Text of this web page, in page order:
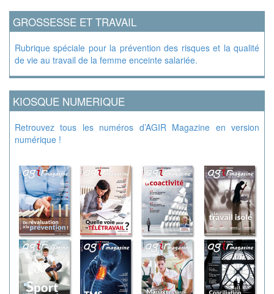
GROSSESSE ET TRAVAIL
Rubrique spéciale pour la prévention des risques et la qualité
de vie au travail de la femme enceinte salariée.
KIOSQUE NUMERIQUE
Retrouvez tous les numéros d’AGIR Magazine en version
numérique !